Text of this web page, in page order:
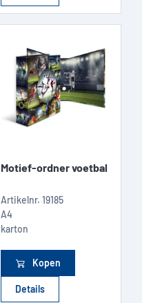
Motief-ordner voetbal
Artikelnr. 19185
A4
karton
Kopen
Details